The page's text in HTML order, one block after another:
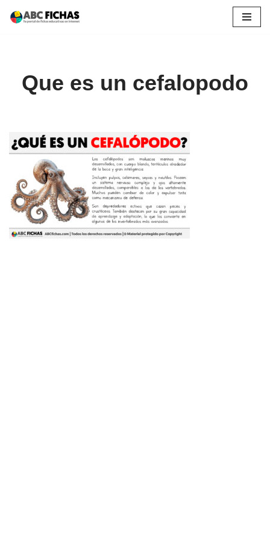
Que es un cefalopodo